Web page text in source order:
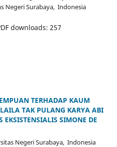
Negeri Surabaya, Indonesia
downloads: 257
TERHADAP KAUM
TAK PULANG KARYA ABI
SIMONE DE
Negeri Surabaya, Indonesia